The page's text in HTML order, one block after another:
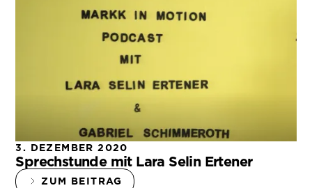
3. DEZEMBER 2020
Sprechstunde mit Lara Selin Ertener
ZUM BEITRAG